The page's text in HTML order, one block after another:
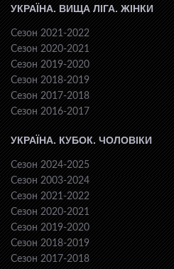
УКРАЇНА. ВИЩА ЛІГА. ЖІНКИ
Сезон 2021-2022
Сезон 2020-2021
Сезон 2019-2020
Сезон 2018-2019
Сезон 2017-2018
Сезон 2016-2017
УКРАЇНА. КУБОК. ЧОЛОВІКИ
Сезон 2024-2025
Сезон 2003-2024
Сезон 2021-2022
Сезон 2020-2021
Сезон 2019-2020
Сезон 2018-2019
Сезон 2017-2018